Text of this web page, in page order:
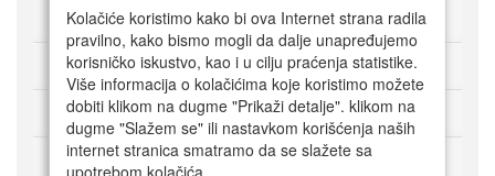
O DVD Zoni
Kako kupovati online
Korisnički servis
Način plaćanja
Kolačiće koristimo kako bi ova Internet strana radila
pravilno, kako bismo mogli da dalje unapređujemo
korisničko iskustvo, kao i u cilju praćenja statistike.
Više informacija o kolačićima koje koristimo možete
dobiti klikom na dugme "Prikaži detalje". klikom na
dugme "Slažem se" ili nastavkom korišćenja naših
internet stranica smatramo da se slažete sa
upotrebom kolačića.